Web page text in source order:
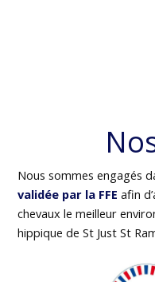
Nous sommes engagés
validée par la FFE afin
chevaux le meilleur
hippique de St Just St